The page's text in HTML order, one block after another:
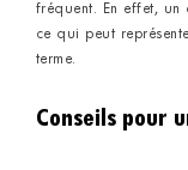
fréquent. En effet, un
ce qui peut
terme.
Conseils pour